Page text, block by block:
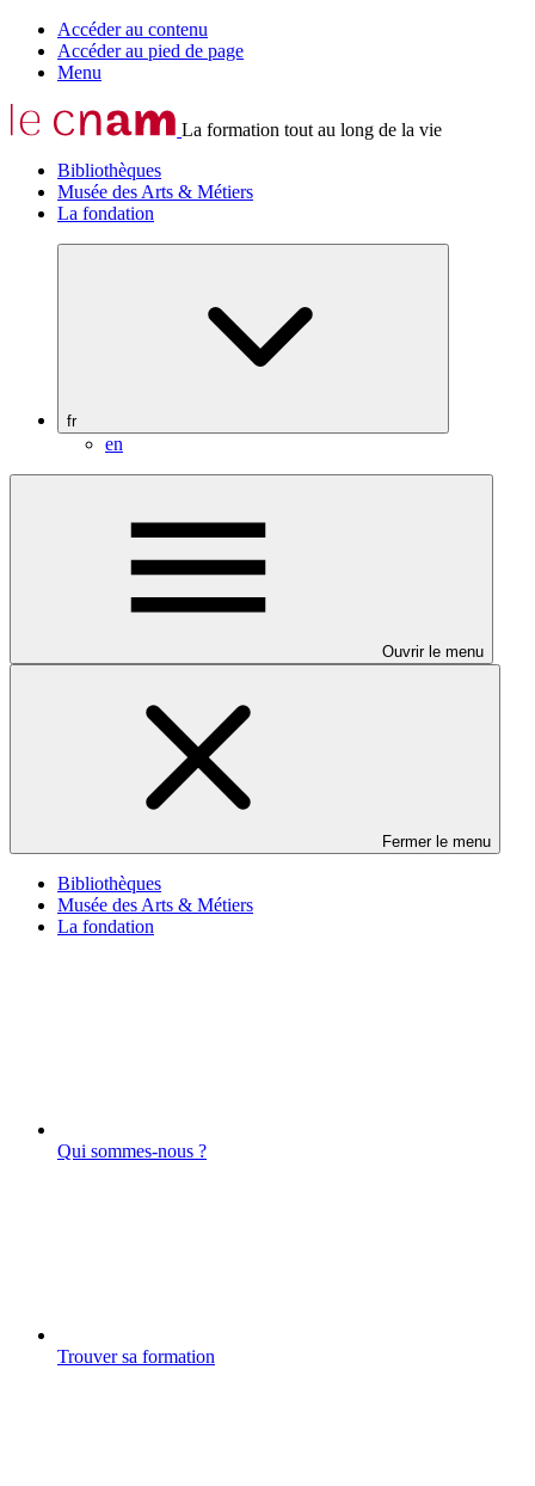
Accéder au contenu
Accéder au pied de page
Menu
La formation tout au long de la vie
Bibliothèques
Musée des Arts & Métiers
La fondation
fr
en
Ouvrir le menu
Fermer le menu
Bibliothèques
Musée des Arts & Métiers
La fondation
Qui sommes-nous ?
Trouver sa formation